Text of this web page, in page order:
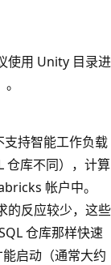
使用 Unity 目录进
。
持智能工作负载
仓库不同），计算
帐户中。
的反应较少，这些
仓库那样快速
启动（通常大约